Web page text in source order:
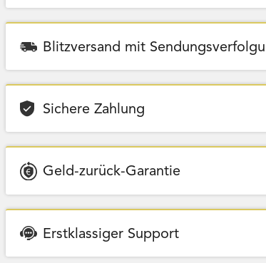
Blitzversand mit
Sichere Zahlung
Geld-zurück-Garantie
Erstklassiger Support